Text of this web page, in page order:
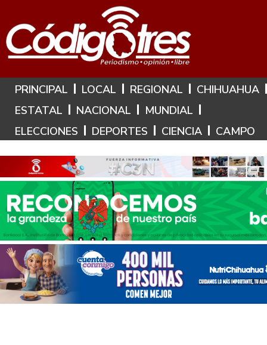
Hoy es: 8 de Agosto de 2026
PRINCIPAL LOCAL REGIONAL
CHIHUAHUA
ESTATAL
NACIONAL
MUNDIAL
ELECCIONES
DEPORTES CIENCIA CAMPO